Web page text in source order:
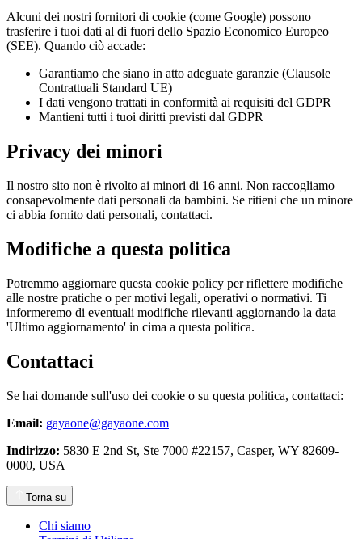
Alcuni dei nostri fornitori di cookie (come Google) possono
trasferire i tuoi dati al di fuori dello Spazio Economico Europeo
(SEE). Quando ciò accade:
Garantiamo che siano in atto adeguate garanzie (Clausole
Contrattuali Standard UE)
I dati vengono trattati in conformità ai requisiti del GDPR
Mantieni tutti i tuoi diritti previsti dal GDPR
Privacy dei minori
Il nostro sito non è rivolto ai minori di 16 anni. Non raccogliamo
consapevolmente dati personali da bambini. Se ritieni che un minore
ci abbia fornito dati personali, contattaci.
Modifiche a questa politica
Potremmo aggiornare questa cookie policy per riflettere modifiche
alle nostre pratiche o per motivi legali, operativi o normativi. Ti
informeremo di eventuali modifiche rilevanti aggiornando la data
'Ultimo aggiornamento' in cima a questa politica.
Contattaci
Se hai domande sull'uso dei cookie o su questa politica, contattaci:
Email: gayaone@gayaone.com
Indirizzo: 5830 E 2nd St, Ste 7000 #22157, Casper, WY 82609-
0000, USA
Torna su
Chi siamo